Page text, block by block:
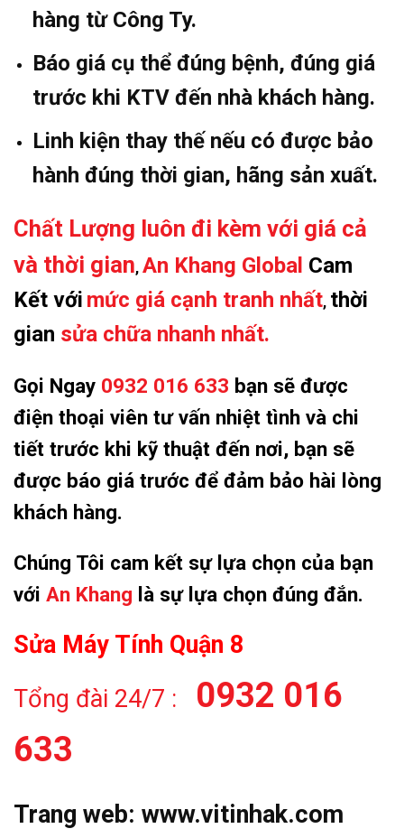
hàng từ Công Ty.
Báo giá cụ thể đúng bệnh, đúng giá
trước khi KTV đến nhà khách hàng.
Linh kiện thay thế nếu có được bảo
hành đúng thời gian, hãng sản xuất.
Chất Lượng luôn đi kèm với giá cả
và thời gian, An Khang Global Cam
Kết với mức giá cạnh tranh nhất, thời
gian sửa chữa nhanh nhất.
Gọi Ngay 0932 016 633 bạn sẽ được
điện thoại viên tư vấn nhiệt tình và chi
tiết trước khi kỹ thuật đến nơi, bạn sẽ
được báo giá trước để đảm bảo hài lòng
khách hàng.
Chúng Tôi cam kết sự lựa chọn của bạn
với An Khang là sự lựa chọn đúng đắn.
Sửa Máy Tính Quận 8
Tổng đài 24/7 :
0932 016
633
Trang web: www.vitinhak.com